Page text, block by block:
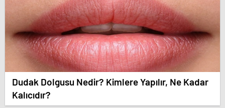
Dudak Dolgusu Nedir? Kimlere Yapılır, Ne Kadar
Kalıcıdır?